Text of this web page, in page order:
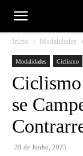
Início Modalidades
Modalidades Ciclismo
se
28 de Junho, 2025